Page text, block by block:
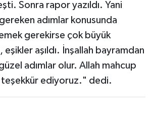
Sonra rapor yazıldı. Yani
gereken adımlar konusunda
gerekirse çok büyük
eşikler aşıldı. İnşallah bayramdan
adımlar olur. Allah mahcup
ediyoruz." dedi.